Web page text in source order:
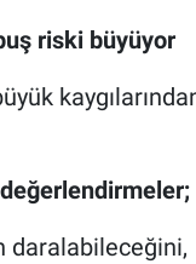
riski büyüyor
daralabileceğini,